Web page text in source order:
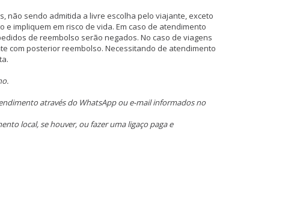
não sendo admitida a livre escolha pelo viajante, exceto
impliquem em risco de vida. Em caso de atendimento
de reembolso serão negados. No caso de viagens
com posterior reembolso. Necessitando de atendimento
através do WhatsApp ou e-mail informados no
local, se houver, ou fazer uma ligaço paga e